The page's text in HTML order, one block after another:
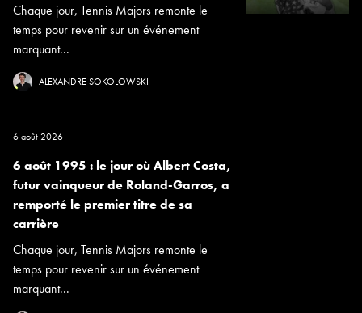
Chaque jour, Tennis Majors remonte le
temps pour revenir sur un événement
marquant...
ALEXANDRE SOKOLOWSKI
6 août 2026
6 août 1995 : le jour où Albert Costa,
futur vainqueur de Roland-Garros, a
remporté le premier titre de sa
carrière
Chaque jour, Tennis Majors remonte le
temps pour revenir sur un événement
marquant...